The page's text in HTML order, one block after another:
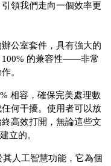
領我們走向一個效率更
公室套件，具有強大的
100% 的兼容性——非常
。
相容，確保完美處理數
何干擾。使用者可以放
高效打開，無論這些文
立的。
人工智慧功能，它為個